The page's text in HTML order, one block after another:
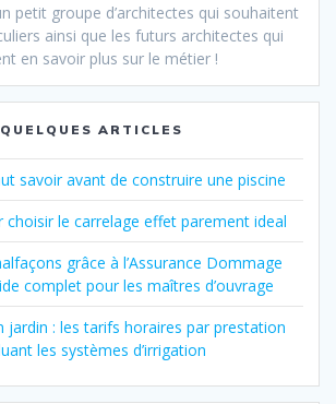
petit groupe d’architectes qui souhaitent
ainsi que les futurs architectes qui
en savoir plus sur le métier !
QUELQUES ARTICLES
savoir avant de construire une piscine
choisir le carrelage effet parement ideal
grâce à l’Assurance Dommage
complet pour les maîtres d’ouvrage
jardin : les tarifs horaires par prestation
les systèmes d’irrigation